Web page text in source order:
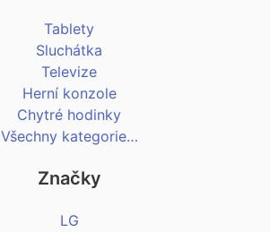
Tablety
Sluchátka
Televize
Herní konzole
Chytré hodinky
Všechny kategorie…
Značky
LG